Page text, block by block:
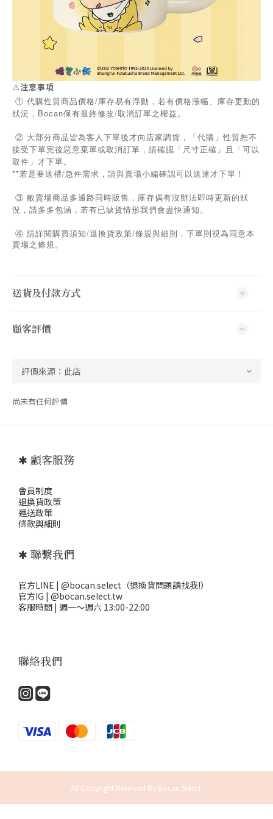
⚠️注意事項
① 代購性質商品價格/庫存易有浮動，若有價格漲幅、庫存更動的
狀況，Bocan保有最終修改/取消訂單之權益。
② 大部分商品皆為客人下單後才向店家調貨，「代購」性質恕不
接受下單完後惡意棄單或取消訂單，請確認「尺寸正確」且「可以
取件」才下單。
**若是要送禮/急件需求，請與賣場小編確認可以送達才下單！
③ 敝賣場商品多通路同時販售，庫存偶有沒辦法即時更新的狀
況，請多多包涵，若有已缺貨情形我們會盡快通知。
④ 請詳閱購買須知/退換貨政策/條規與細則，下單則視為同意本
賣場之條規。
送貨及付款方式
顧客評價
尚未有任何評價
✱ 顧客服務
會員制度
退換貨政策
運送政策
條款與細則
✱ 聯繫我們
官方LINE | @bocan.select（退換貨問題請找我!）
官方IG | @bocan.select.tw
客服時間 | 週一～週六 13:00-22:00
聯絡我們
All Copyright Reserved By Bocan Select.